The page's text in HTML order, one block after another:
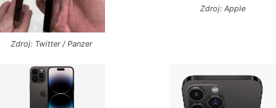
Zdroj: Twitter / Panzer
Zdroj: Apple